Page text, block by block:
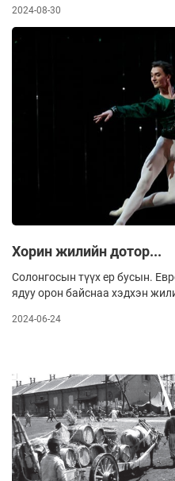
балетын багш, олон улсын
ажилладаг билээ. Өнгөрсөн
бүжгийн олон улсын
studio” болон БНСУ-ын талтай
Уг уралдааныг түүний
Эрдэнэ ирэх есдүгээр сарын
олон улсын оддын хамтарсан
үзэгчдэд хүргэх гэж байна.
“Корпорэйт конвеншн центр”-
2024-08-30
Хорин жилийн дотор...
Солонгосын түүх ер бусын.
ядуу орон байснаа хэдхэн
малтмалтай холбоогүй, Өмнөд
Амжилтын үндэс нь хөдөлмөрч
болон ураг төрлийн холбоог
ашиглаж чадсан өвөрмөц, үр
юм. “Hyundai”, “Samsung”, LG,
иржээ. Нэрт судлаач Андрей
Солонгосын түүх, соёл, өдөр
Солонгосын гайхамшгийн
2024-06-24